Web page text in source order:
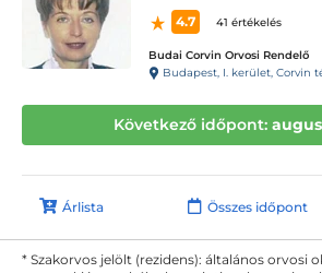
4.7
41 értékelés
Budai Corvin Orvosi Rendelő
Budapest, I. kerület, Corvin
Következő időpont:
Árlista Összes időpont
* Szakorvos jelölt (rezidens): általános orvosi